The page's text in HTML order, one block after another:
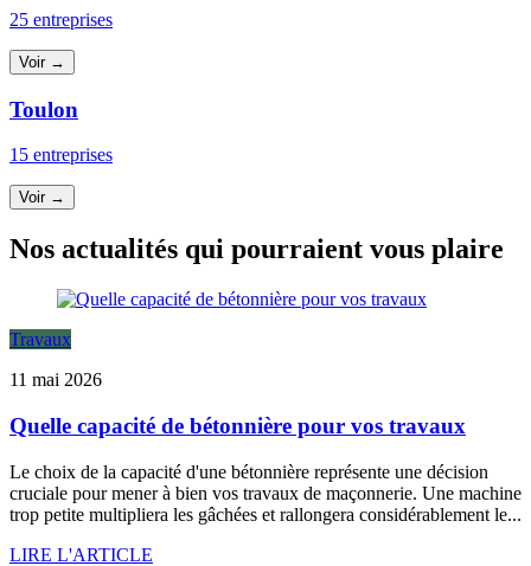
25 entreprises
Voir →
Toulon
15 entreprises
Voir →
Nos actualités qui pourraient vous plaire
Travaux
11 mai 2026
Quelle capacité de bétonnière pour vos travaux
Le choix de la capacité d'une bétonnière représente une décision
cruciale pour mener à bien vos travaux de maçonnerie. Une machine
trop petite multipliera les gâchées et rallongera considérablement le...
LIRE L'ARTICLE